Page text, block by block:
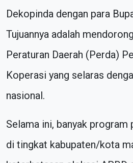
Dekopinda dengan para
Tujuannya adalah
Peraturan Daerah (Perda)
Koperasi yang selaras
nasional.
Selama ini, banyak program
di tingkat kabupaten/kota